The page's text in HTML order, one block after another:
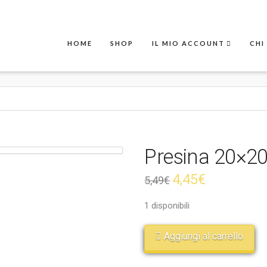
HOME SHOP IL MIO ACCOUNT CHI
Presina 20×20
5,49€ 4,45€
1 disponibili
Aggiungi al carrello